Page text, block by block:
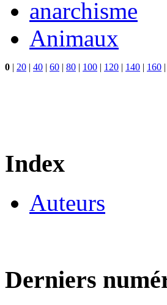
anarchisme
Animaux
0 | 20 | 40 | 60 | 80 | 100 | 120 | 140 | 160 |
Index
Auteurs
Derniers